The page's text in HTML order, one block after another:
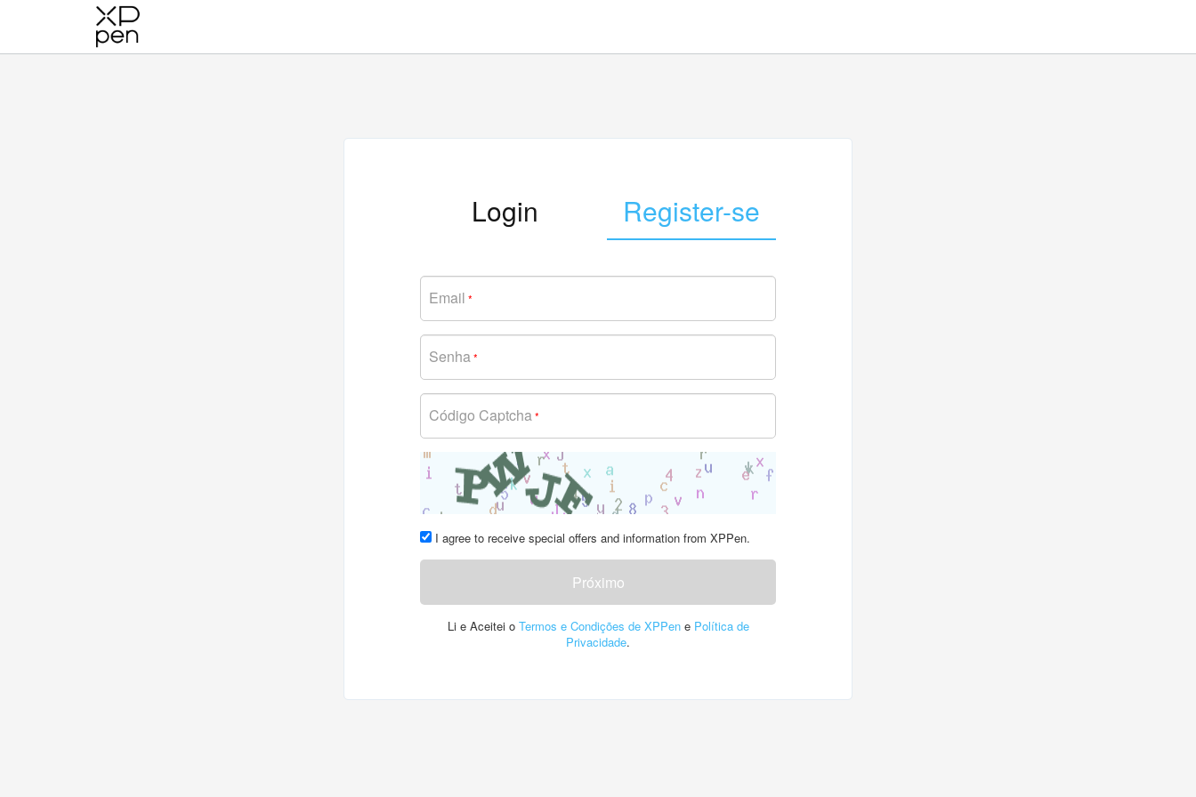
Login Register-se
Email *
Senha*
Código Captcha*
I agree to receive special offers and information from XPPen.
Próximo
Li e Aceitei o Termos e Condições de XPPene Política de
Privacidade.